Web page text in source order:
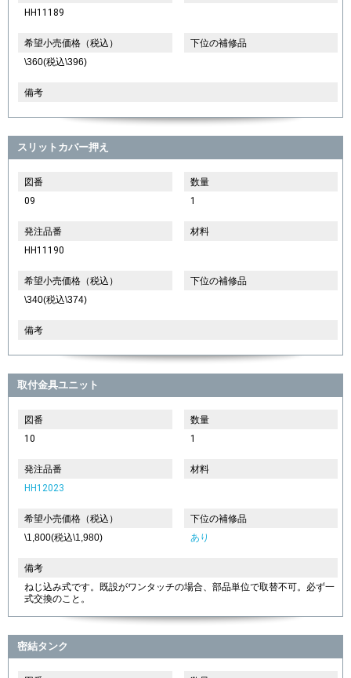
HH11189
希望小売価格（税込）
\360(税込\396)
下位の補修品
備考
スリットカバー押え
図番
09
数量
1
発注品番
HH11190
材料
希望小売価格（税込）
\340(税込\374)
下位の補修品
備考
取付金具ユニット
図番
10
数量
1
発注品番
HH12023
材料
希望小売価格（税込）
\1,800(税込\1,980)
下位の補修品
あり
備考
ねじ込み式です。既設がワンタッチの場合、部品単位で取替不可。必ず一
式交換のこと。
密結タンク